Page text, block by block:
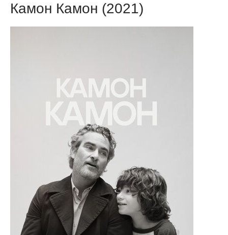
Камон Камон (2021)